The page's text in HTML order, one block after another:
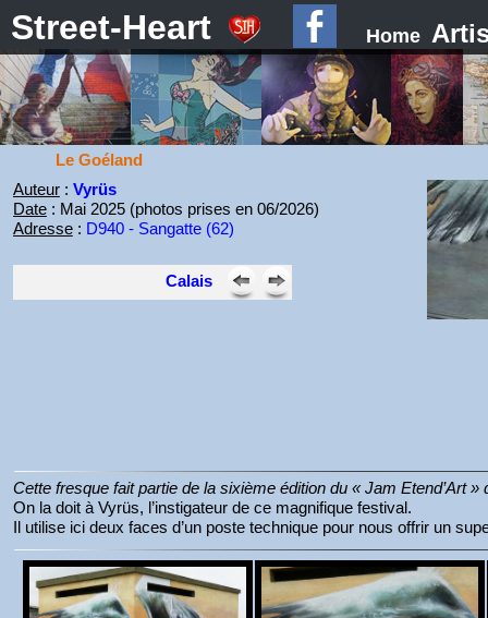
Street-Heart Home
Le Goéland
Auteur: Vyrüs
Date: Mai 2025 (photos prises en 06/2026)
Adresse: D940 - Sangatte (62)
Calais
Cette fresque fait partie de la sixième édition du « Jam Etend’Art
On la doit à Vyrüs, l’instigateur de ce magnifique festival.
Il utilise ici deux faces d’un poste technique pour nous offrir un